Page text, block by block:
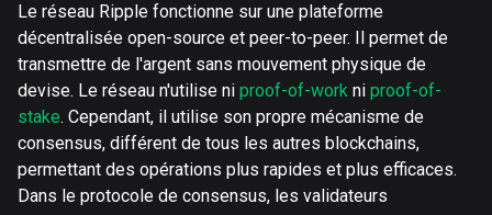
Le réseau Ripple fonctionne sur une plateforme
décentralisée open-source et peer-to-peer. Il permet de
transmettre de l'argent sans mouvement physique de
devise. Le réseau n'utilise ni proof-of-work ni proof-of-
stake. Cependant, il utilise son propre mécanisme de
consensus, différent de tous les autres blockchains,
permettant des opérations plus rapides et plus efficaces.
Dans le protocole de consensus, les validateurs